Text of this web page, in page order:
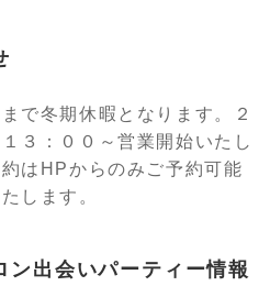
で冬期休暇となります。２
３：００～営業開始いたし
はHPからのみご予約可能
します。
ン出会いパーティー情報